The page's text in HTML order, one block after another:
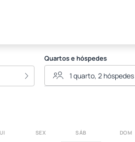
Quartos e hóspedes
SEX SÁB DOM